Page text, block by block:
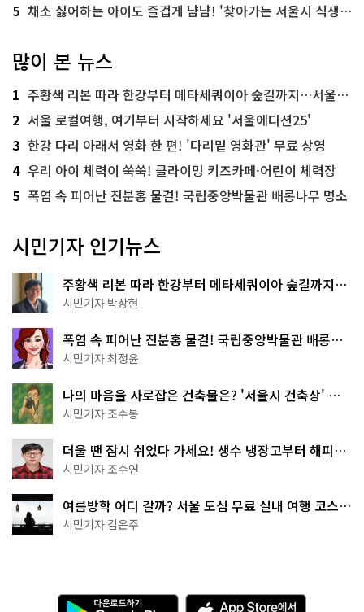
5 채소 싫어하는 아이도 즐겁게 냠냠! '찾아가는 서울시 식생활 교육' 현장
많이 본 뉴스
1 주황색 리본 따라 한강부터 메타세쿼이아 숲길까지…서울둘레길 15코스
2 서울 로컬여행, 여기부터 시작하세요 '서울에디션25'
3 한강 다리 아래서 영화 한 편! '다리밑 영화관' 무료 상영
4 우리 아이 체력이 쑥쑥! 클라이밍 키즈카페·어린이 체력장
5 폭염 속 피어난 진분홍 물결! 국립중앙박물관 배롱나무 명소
시민기자 인기뉴스
주황색 리본 따라 한강부터 메타세쿼이아 숲길까지…
서울둘레길 15코스
시민기자 박상현
폭염 속 피어난 진분홍 물결! 국립중앙박물관 배롱나
무 명소
시민기자 최정윤
나의 마음을 사로잡은 건축물은? '서울시 건축상' 수
상작 공개!
시민기자 조수봉
더울 땐 잠시 쉬었다 가세요! 생수 냉장고부터 해피소
·무더위쉼터까지
시민기자 조수연
여름방학 어디 갈까? 서울 도심 무료 실내 여행 코스
추천
시민기자 김은주
다 A